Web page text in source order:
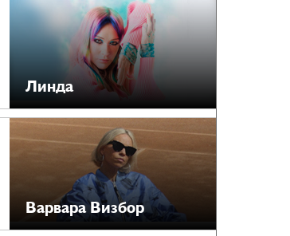
Линда
Варвара Визбор